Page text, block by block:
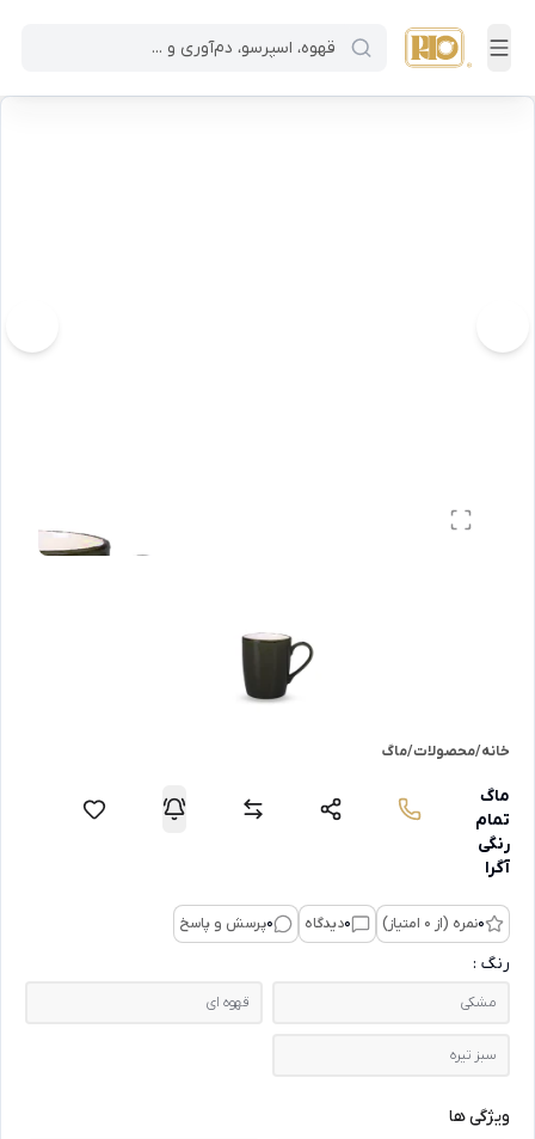
خانه/محصولات/ماگ
ماگ
تمام
رنگی
آگرا
0نمره (از 0 امتیاز) 0دیدگاه 0پرسش و پاسخ
رنگ :
مشکی قهوه ای
سبز تیره
ویژگی ها